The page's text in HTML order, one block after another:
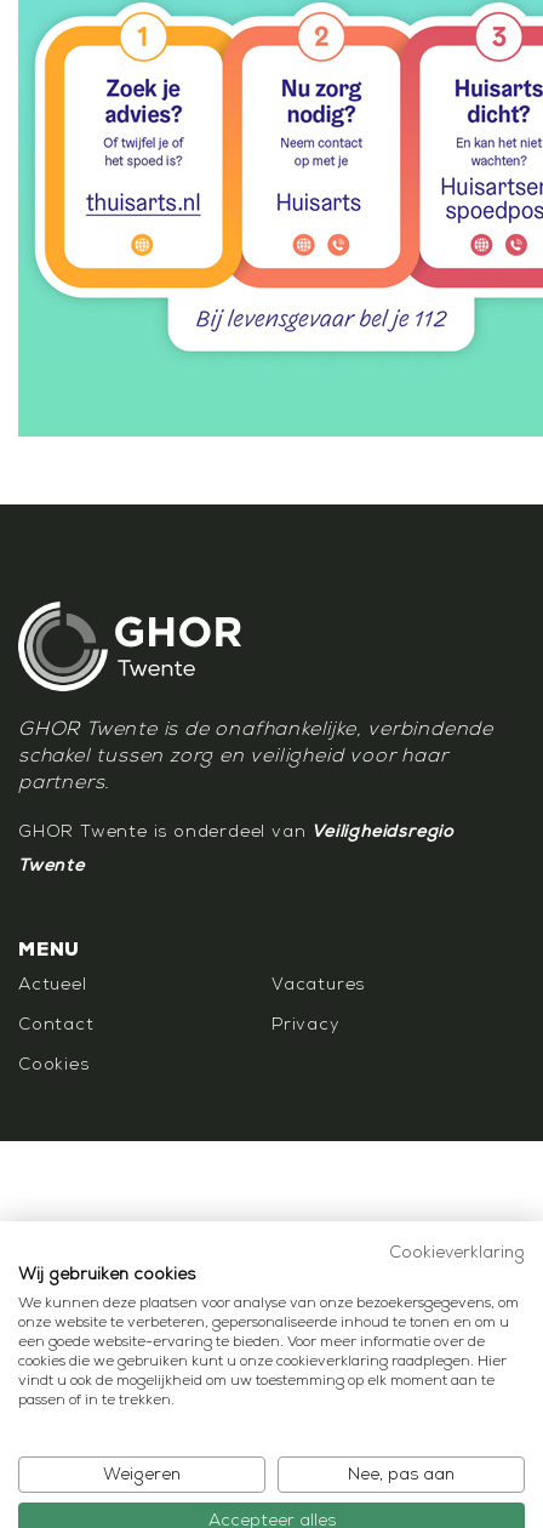
GHOR Twente is de onafhankelijke, verbindende
schakel tussen zorg en veiligheid voor haar
partners.
GHOR Twente is onderdeel van Veiligheidsregio
Twente
MENU
Actueel
Vacatures
Contact
Privacy
Cookies
Cookieverklaring
Wij gebruiken cookies
We kunnen deze plaatsen voor analyse van onze bezoekersgegevens, om
onze website te verbeteren, gepersonaliseerde inhoud te tonen en om u
een goede website-ervaring te bieden. Voor meer informatie over de
cookies die we gebruiken kunt u onze cookieverklaring raadplegen. Hier
vindt u ook de mogelijkheid om uw toestemming op elk moment aan te
passen of in te trekken.
Weigeren Nee, pas aan
Accepteer alles